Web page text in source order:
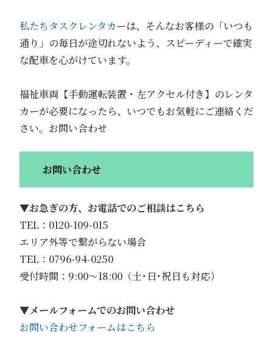
私たちタスクレンタカーは、そんなお客様の「いつも
通り」の毎日が途切れないよう、スピーディーで確実
な配車を心がけています。
福祉車両【手動運転装置・左アクセル付き】のレンタ
カーが必要になったら、いつでもお気軽にご連絡くだ
さい。お問い合わせ
お問い合わせ
▼お急ぎの方、お電話でのご相談はこちら
TEL：0120-109-015
エリア外等で繋がらない場合
TEL：0796-94-0250
受付時間：9:00〜18:00（土･日･祝日も対応）
▼メールフォームでのお問い合わせ
お問い合わせフォームはこちら